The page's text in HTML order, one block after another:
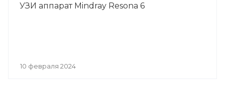
УЗИ аппарат Mindray Resona 6
10 февраля 2024